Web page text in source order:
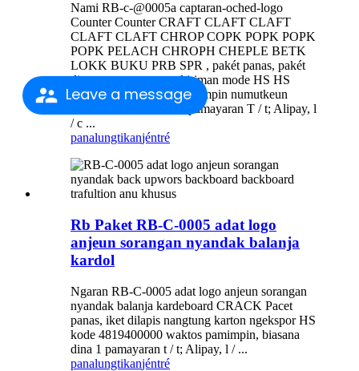
Leave a message
Nami RB-c-@0005a captaran-oched-logo
Counter Counter CRAFT CLAFT CLAFT
CLAFT CLAFT CHROP COPK POPK POPK
POPK PELACH CHROPH CHEPLE BETK
LOKK BUKU PRB SPR , pakét panas, pakét
dipeunteun nangtung kiriman mode HS HS
4819400000 waktos pamimpin numutkeun
waktos, biasana dina 1 pamayaran T / t; Alipay, l
/ c ...
panalungtikanjéntré
Rb Paket RB-C-0005 adat logo
anjeun sorangan nyandak balanja
kardol
Ngaran RB-C-0005 adat logo anjeun sorangan
nyandak balanja kardeboard CRACK Pacet
panas, iket dilapis nangtung karton ngekspor HS
kode 4819400000 waktos pamimpin, biasana
dina 1 pamayaran t / t; Alipay, l / ...
panalungtikanjéntré